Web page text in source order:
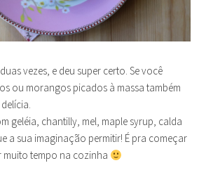
vezes, e deu super certo. Se você
ou morangos picados à massa também
geléia, chantilly, mel, maple syrup, calda
a sua imaginação permitir! É pra começar
muito tempo na cozinha